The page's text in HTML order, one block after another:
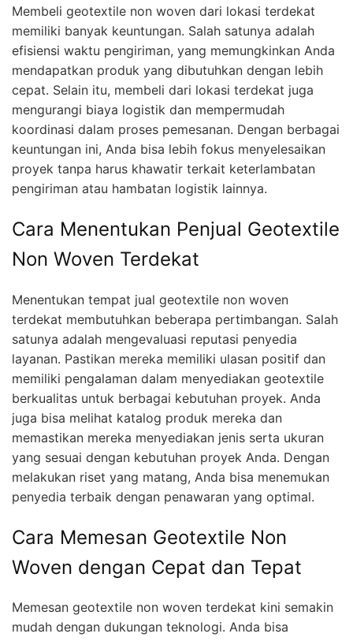
Membeli geotextile non woven dari lokasi terdekat
memiliki banyak keuntungan. Salah satunya adalah
efisiensi waktu pengiriman, yang memungkinkan Anda
mendapatkan produk yang dibutuhkan dengan lebih
cepat. Selain itu, membeli dari lokasi terdekat juga
mengurangi biaya logistik dan mempermudah
koordinasi dalam proses pemesanan. Dengan berbagai
keuntungan ini, Anda bisa lebih fokus menyelesaikan
proyek tanpa harus khawatir terkait keterlambatan
pengiriman atau hambatan logistik lainnya.
Cara Menentukan Penjual Geotextile
Non Woven Terdekat
Menentukan tempat jual geotextile non woven
terdekat membutuhkan beberapa pertimbangan. Salah
satunya adalah mengevaluasi reputasi penyedia
layanan. Pastikan mereka memiliki ulasan positif dan
memiliki pengalaman dalam menyediakan geotextile
berkualitas untuk berbagai kebutuhan proyek. Anda
juga bisa melihat katalog produk mereka dan
memastikan mereka menyediakan jenis serta ukuran
yang sesuai dengan kebutuhan proyek Anda. Dengan
melakukan riset yang matang, Anda bisa menemukan
penyedia terbaik dengan penawaran yang optimal.
Cara Memesan Geotextile Non
Woven dengan Cepat dan Tepat
Memesan geotextile non woven terdekat kini semakin
mudah dengan dukungan teknologi. Anda bisa